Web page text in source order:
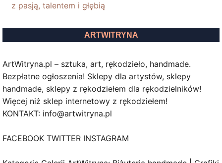
z pasją, talentem i głębią
ARTWITRYNA
ArtWitryna.pl – sztuka, art, rękodzieło, handmade.
Bezpłatne ogłoszenia! Sklepy dla artystów, sklepy
handmade, sklepy z rękodziełem dla rękodzielników!
Więcej niż sklep internetowy z rękodziełem!
KONTAKT: info@artwitryna.pl
FACEBOOK TWITTER INSTAGRAM